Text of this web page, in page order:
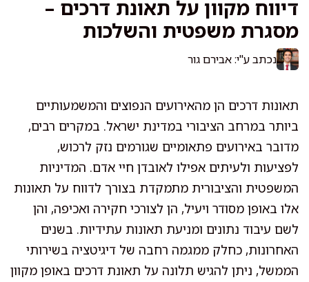
דיווח מקוון על תאונת דרכים –
מסגרת משפטית והשלכות
נכתב ע"י: אבירם גור
תאונות דרכים הן מהאירועים הנפוצים והמשמעותיים
ביותר במרחב הציבורי במדינת ישראל. במקרים רבים,
מדובר באירועים פתאומיים שגורמים נזק לרכוש,
לפציעות ולעיתים אפילו לאובדן חיי אדם. המדיניות
המשפטית והציבורית מתמקדת בצורך לדווח על תאונות
אלו באופן מסודר ויעיל, הן לצורכי חקירה ואכיפה, והן
לשם עיבוד נתונים ומניעת תאונות עתידיות. בשנים
האחרונות, כחלק ממגמה רחבה של דיגיטציה בשירותי
הממשל, ניתן להגיש תלונה על תאונת דרכים באופן מקוון